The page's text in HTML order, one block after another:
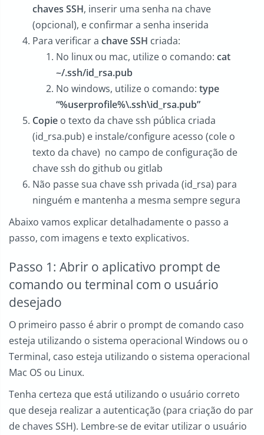
chaves SSH, inserir uma senha na chave
(opcional), e confirmar a senha inserida
Para verificar a chave SSH criada:
No linux ou mac, utilize o comando: cat
~/.ssh/id_rsa.pub
No windows, utilize o comando: type
“%userprofile%\.ssh\id_rsa.pub”
Copie o texto da chave ssh pública criada
(id_rsa.pub) e instale/configure acesso (cole o
texto da chave) no campo de configuração de
chave ssh do github ou gitlab
Não passe sua chave ssh privada (id_rsa) para
ninguém e mantenha a mesma sempre segura
Abaixo vamos explicar detalhadamente o passo a
passo, com imagens e texto explicativos.
Passo 1: Abrir o aplicativo prompt de
comando ou terminal com o usuário
desejado
O primeiro passo é abrir o prompt de comando caso
esteja utilizando o sistema operacional Windows ou o
Terminal, caso esteja utilizando o sistema operacional
Mac OS ou Linux.
Tenha certeza que está utilizando o usuário correto
que deseja realizar a autenticação (para criação do par
de chaves SSH). Lembre-se de evitar utilizar o usuário